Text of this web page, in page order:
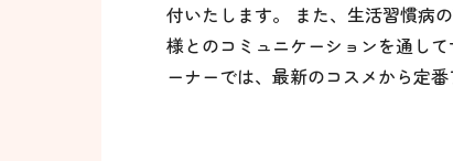
付いたします。 また、生活習慣病
様とのコミュニケーションを通し
ーナーでは、最新のコスメから定